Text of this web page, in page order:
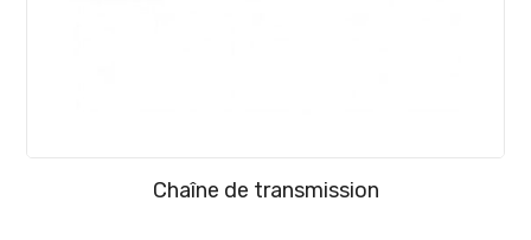
Chaîne de transmission